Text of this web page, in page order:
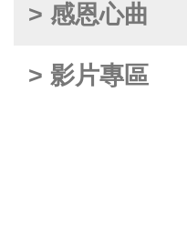
> 感恩心曲
> 影片專區